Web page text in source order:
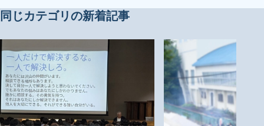
同じカテゴリの新着記事